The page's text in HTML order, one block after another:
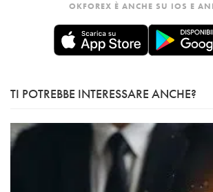
OKFOREX È ANCHE SU IOS E
TI POTREBBE INTERESSARE ANCHE?